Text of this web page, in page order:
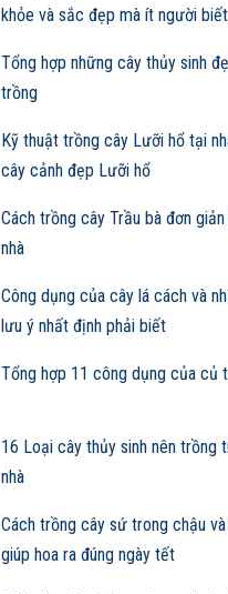
khỏe và sắc đẹp mà ít người biết
Tổng hợp những cây thủy sinh
trồng
Kỹ thuật trồng cây Lưỡi hổ tại
cây cảnh đẹp Lưỡi hổ
Cách trồng cây Trầu bà đơn
nhà
Công dụng của cây lá cách và
lưu ý nhất định phải biết
Tổng hợp 11 công dụng của củ
16 Loại cây thủy sinh nên trồng
nhà
Cách trồng cây sứ trong chậu
giúp hoa ra đúng ngày tết